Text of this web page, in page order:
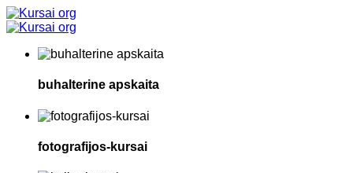
buhalterine apskaita
fotografijos-kursai